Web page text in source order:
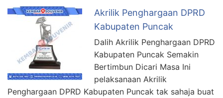
Akrilik Penghargaan DPRD
Kabupaten Puncak
Dalih Akrilik Penghargaan DPRD
Kabupaten Puncak Semakin
Bertimbun Dicari Masa Ini
pelaksanaan Akrilik
Penghargaan DPRD Kabupaten Puncak tak sahaja buat